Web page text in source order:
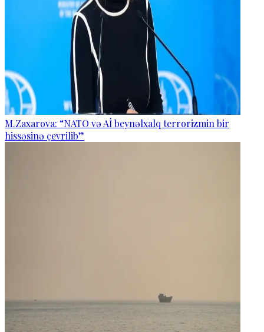
M.Zaxarova: “NATO və Aİ beynəlxalq terrorizmin bir
hissəsinə çevrilib”